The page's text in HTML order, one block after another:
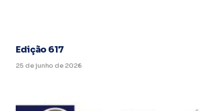
Edição 617
25 de junho de 2026